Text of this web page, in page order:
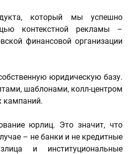
который мы успешно
контекстной рекламы –
финансовой организации
юридическую базу.
шаблонами, колл-центром
кампаний.
юрлиц. Это значит, что
– не банки и не кредитные
и институциональные